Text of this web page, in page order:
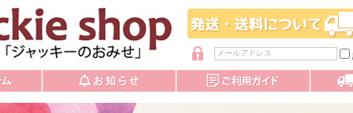
パスワードを忘れた方